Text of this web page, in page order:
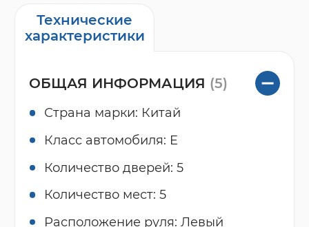
Технические
характеристики
ОБЩАЯ ИНФОРМАЦИЯ (5)
Страна марки: Китай
Класс автомобиля: E
Количество дверей: 5
Количество мест: 5
Расположение руля: Левый